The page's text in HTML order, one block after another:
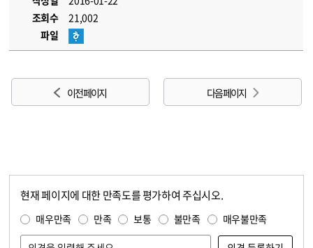
조회수
21,002
파일
이전 페이지 다음 페이지
현재 페이지에 대한 만족도를 평가하여 주십시오.
매우만족 만족 보통 불만족 매우불만족